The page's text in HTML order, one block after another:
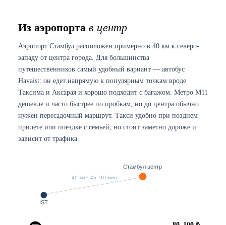
Из аэропорта в центр
Аэропорт Стамбул расположен примерно в 40 км к северо-
западу от центра города. Для большинства
путешественников самый удобный вариант — автобус
Havaist: он едет напрямую к популярным точкам вроде
Таксима и Аксарая и хорошо подходит с багажом. Метро M11
дешевле и часто быстрее по пробкам, но до центра обычно
нужен пересадочный маршрут. Такси удобно при позднем
прилете или поездке с семьей, но стоит заметно дороже и
зависит от трафика.
40 км · 45–90 мин
IST
Стамбул центр